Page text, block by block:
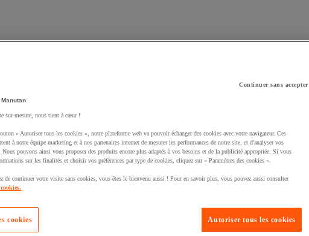
produit à votre panier :
Continuer sans accepter
sur-mesure, nous tient à cœur !
« Autoriser tous les cookies », notre plateforme web va pouvoir échanger des cookies avec votre navigateur. Ces
à notre équipe marketing et à nos partenaires internet de mesurer les performances de notre site, et d'analyser vos
Nous pouvons ainsi vous proposer des produits encore plus adaptés à vos besoins et de la publicité appropriée. Si vous
sur les finalités et choisir vos préférences par type de cookies, cliquez sur « Paramètres des cookies ».
de continuer votre visite sans cookies, vous êtes le bienvenu aussi ! Pour en savoir plus, vous pouvez aussi consulter
Autoriser tous les cookies
cookies